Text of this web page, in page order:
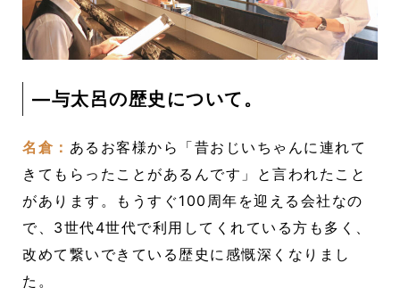
―与太呂の歴史について。
名倉： あるお客様から「昔おじいちゃんに連れて
きてもらったことがあるんです」と言われたこと
があります。もうすぐ100周年を迎える会社なの
で、3世代4世代で利用してくれている方も多く、
改めて繋いできている歴史に感慨深くなりまし
た。